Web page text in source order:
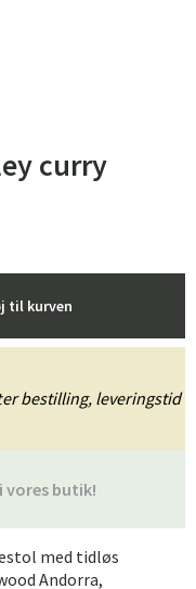
curry
til kurven
vores butik!
bestilling, leveringstid
med tidløs
Andorra,